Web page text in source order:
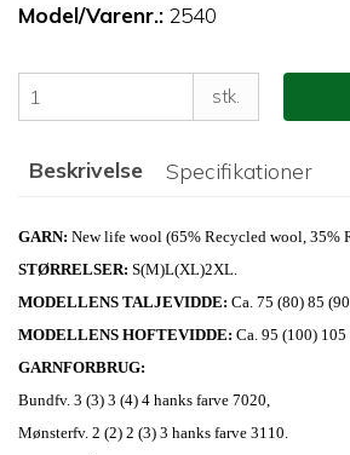
Model/Varenr.: 2540
stk.
Beskrivelse Specifikationer
GARN: New life wool (65% Recycled wool, 35%
STØRRELSER: S(M)L(XL)2XL.
MODELLENS TALJEVIDDE: Ca. 75 (80) 85
MODELLENS HOFTEVIDDE: Ca. 95 (100)
GARNFORBRUG:
Bundfv. 3 (3) 3 (4) 4 hanks farve 7020,
Mønsterfv. 2 (2) 2 (3) 3 hanks farve 3110.